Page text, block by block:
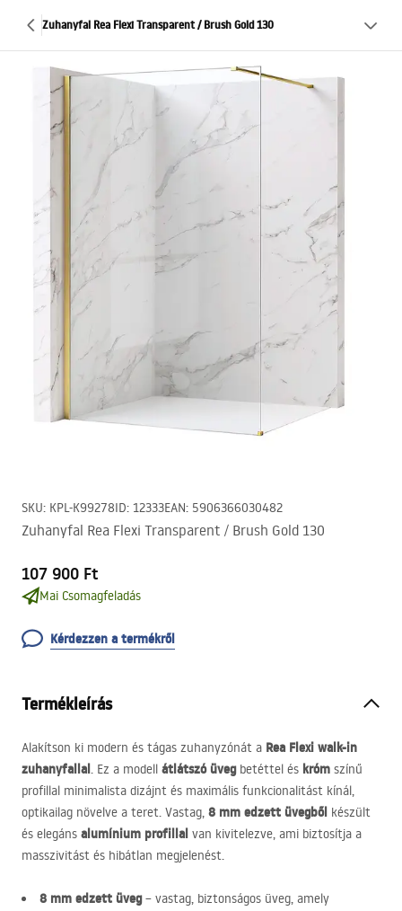
Zuhanyfal Rea Flexi Transparent / Brush Gold 130
SKU: KPL-K99278ID: 12333EAN: 5906366030482
Zuhanyfal Rea Flexi Transparent / Brush Gold 130
107 900 Ft
Mai Csomagfeladás
Kérdezzen a termékről
Termékleírás
Alakítson ki modern és tágas zuhanyzónát a Rea Flexi walk-in
zuhanyfallal. Ez a modell átlátszó üvegbetéttel és króm színű
profillal minimalista dizájnt és maximális funkcionalitást kínál,
optikailag növelve a teret. Vastag, 8 mm edzett üvegből készült
és elegáns alumínium profillal van kivitelezve, ami biztosítja a
masszivitást és hibátlan megjelenést.
8 mm edzett üveg– vastag, biztonságos üveg, amely